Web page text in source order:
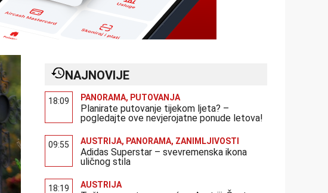
NAJNOVIJE
18:09 PANORAMA, PUTOVANJA
Planirate putovanje tijekom ljeta? –
pogledajte ove nevjerojatne ponude letova!
09:55 AUSTRIJA, PANORAMA, ZANIMLJIVOSTI
Adidas Superstar – svevremenska ikona
uličnog stila
18:19 AUSTRIJA